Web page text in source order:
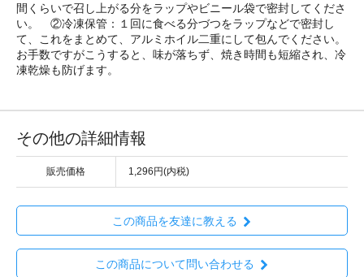
間くらいで召し上がる分をラップやビニール袋で密封してくださ
い。 ②冷凍保管：１回に食べる分づつをラップなどで密封し
て、これをまとめて、アルミホイル二重にして包んでください。
お手数ですがこうすると、味が落ちず、焼き時間も短縮され、冷
凍乾燥も防げます。
その他の詳細情報
販売価格 1,296円(内税)
この商品を友達に教える
この商品について問い合わせる